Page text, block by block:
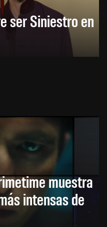
ser Siniestro en
muestra
intensas de